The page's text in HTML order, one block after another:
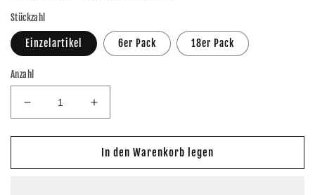
Stückzahl
Einzelartikel 6er Pack 18er Pack
Anzahl
Verringere
die
Menge
Feldschlößchen
Erhöhe
die
Menge
für
Feldschlößchen
In den Warenkorb legen